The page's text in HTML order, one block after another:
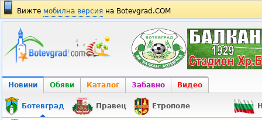
Вижте мобилна версия на Botevgrad.COM
Новини Обяви Каталог Забавно Видео
Ботевград Правец Етрополе